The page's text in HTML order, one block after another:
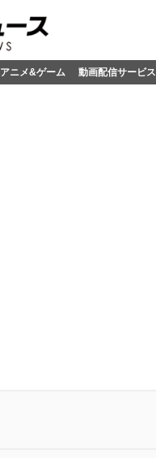
アニメ&ゲーム 動画配信サービス